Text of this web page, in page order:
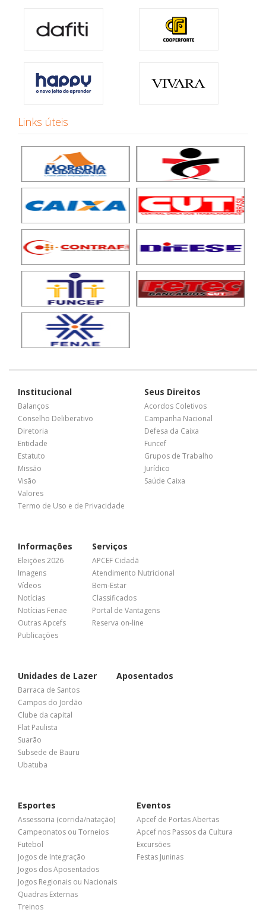
Links úteis
Institucional
Balanços
Conselho Deliberativo
Diretoria
Entidade
Estatuto
Missão
Visão
Valores
Termo de Uso e de Privacidade
Seus Direitos
Acordos Coletivos
Campanha Nacional
Defesa da Caixa
Funcef
Grupos de Trabalho
Jurídico
Saúde Caixa
Informações
Eleições 2026
Imagens
Vídeos
Notícias
Notícias Fenae
Outras Apcefs
Publicações
Serviços
APCEF Cidadã
Atendimento Nutricional
Bem-Estar
Classificados
Portal de Vantagens
Reserva on-line
Unidades de Lazer
Barraca de Santos
Campos do Jordão
Clube da capital
Flat Paulista
Suarão
Subsede de Bauru
Ubatuba
Aposentados
Esportes
Assessoria (corrida/natação)
Campeonatos ou Torneios
Futebol
Jogos de Integração
Jogos dos Aposentados
Jogos Regionais ou Nacionais
Quadras Externas
Treinos
Eventos
Apcef de Portas Abertas
Apcef nos Passos da Cultura
Excursões
Festas Juninas